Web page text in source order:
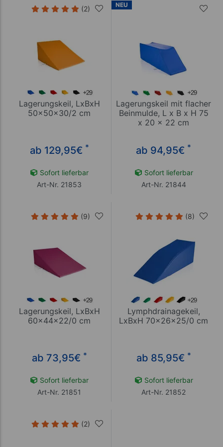
(2)
Lagerungskeil, LxBxH
50x50x30/2 cm
ab 129,95€ *
Sofort lieferbar
Art-Nr. 21853
NEU
Lagerungskeil mit flacher
Beinmulde, L x B x H 75
x 20 x 22 cm
ab 94,95€ *
Sofort lieferbar
Art-Nr. 21844
(9)
Lagerungskeil, LxBxH
60x44x22/0 cm
ab 73,95€ *
Sofort lieferbar
Art-Nr. 21851
(8)
Lymphdrainagekeil,
LxBxH 70x26x25/0 cm
ab 85,95€ *
Sofort lieferbar
Art-Nr. 21852
(2)